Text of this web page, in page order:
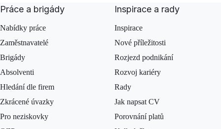
Práce a brigády
Nabídky práce
Zaměstnavatelé
Brigády
Absolventi
Hledání dle firem
Zkrácené úvazky
Pro neziskovky
Inspirace a rady
Inspirace
Nové příležitosti
Rozjezd podnikání
Rozvoj kariéry
Rady
Jak napsat CV
Porovnání platů